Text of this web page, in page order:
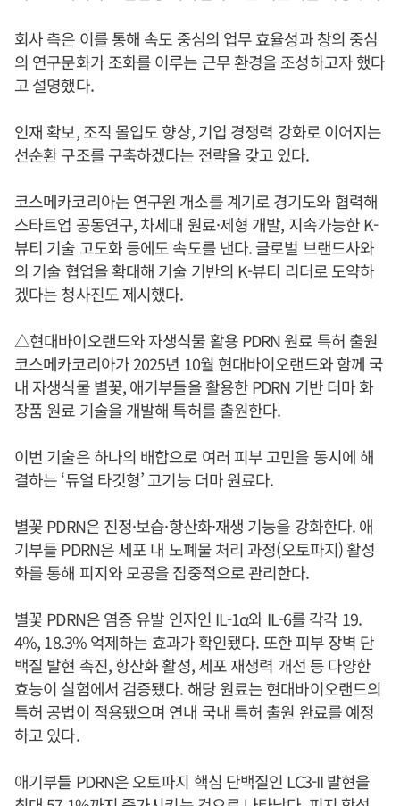
회사 측은 이를 통해 속도 중심의 업무 효율성과 창의 중심
의 연구문화가 조화를 이루는 근무 환경을 조성하고자 했다
고 설명했다.
인재 확보, 조직 몰입도 향상, 기업 경쟁력 강화로 이어지는
선순환 구조를 구축하겠다는 전략을 갖고 있다.
코스메카코리아는 연구원 개소를 계기로 경기도와 협력해
스타트업 공동연구, 차세대 원료·제형 개발, 지속가능한 K-
뷰티 기술 고도화 등에도 속도를 낸다. 글로벌 브랜드사와
의 기술 협업을 확대해 기술 기반의 K-뷰티 리더로 도약하
겠다는 청사진도 제시했다.
△현대바이오랜드와 자생식물 활용 PDRN 원료 특허 출원
코스메카코리아가 2025년 10월 현대바이오랜드와 함께 국
내 자생식물 별꽃, 애기부들을 활용한 PDRN 기반 더마 화
장품 원료 기술을 개발해 특허를 출원한다.
이번 기술은 하나의 배합으로 여러 피부 고민을 동시에 해
결하는 ‘듀얼 타깃형’ 고기능 더마 원료다.
별꽃 PDRN은 진정·보습·항산화·재생 기능을 강화한다. 애
기부들 PDRN은 세포 내 노폐물 처리 과정(오토파지) 활성
화를 통해 피지와 모공을 집중적으로 관리한다.
별꽃 PDRN은 염증 유발 인자인 IL-1α와 IL-6를 각각 19.
4%, 18.3% 억제하는 효과가 확인됐다. 또한 피부 장벽 단
백질 발현 촉진, 항산화 활성, 세포 재생력 개선 등 다양한
효능이 실험에서 검증됐다. 해당 원료는 현대바이오랜드의
특허 공법이 적용됐으며 연내 국내 특허 출원 완료를 예정
하고 있다.
애기부들 PDRN은 오토파지 핵심 단백질인 LC3-II 발현을